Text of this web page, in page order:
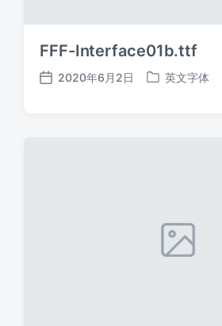
FFF-Interface01b.ttf
发
2020年6月2日
发
英文字体